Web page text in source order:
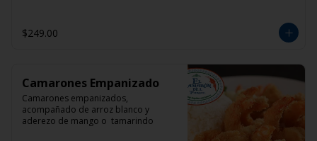
$249.00
Camarones Empanizado
Camarones empanizados,
acompañado de arroz blanco y
aderezo de mango o  tamarindo